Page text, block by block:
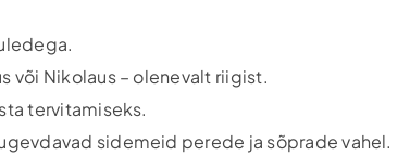
või Nikolaus – olenevalt riigist.
tervitamiseks.
sidemeid perede ja sõprade vahel.